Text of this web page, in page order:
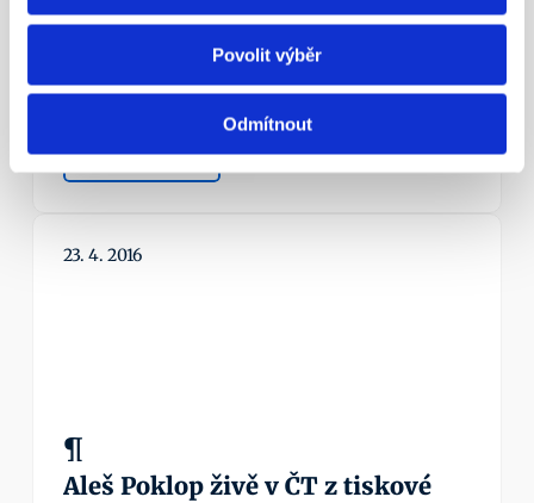
Povolit výběr
Odmítnout
Státní důchod? Důchodový věk
Nezapomínejme ani na novinku – možnost mít
zároveň dvě penzijní smlouvy.
Více info
23. 4. 2016
¶
Aleš Poklop živě v ČT z tiskové